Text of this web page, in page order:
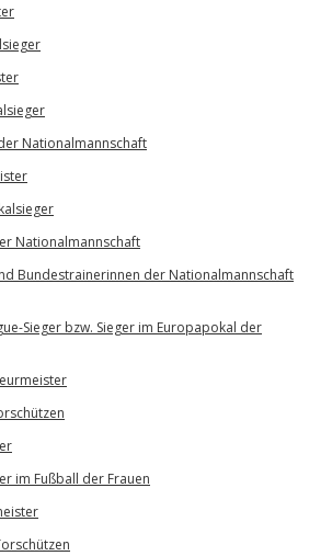
Nationalmannschaft
Nationalmannschaft
Bundestrainerinnen der Nationalmannschaft
Sieger bzw. Sieger im Europapokal der
im Fußball der Frauen